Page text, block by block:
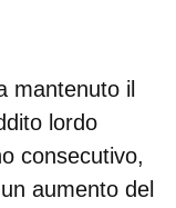
mantenuto il
lordo
consecutivo,
aumento del